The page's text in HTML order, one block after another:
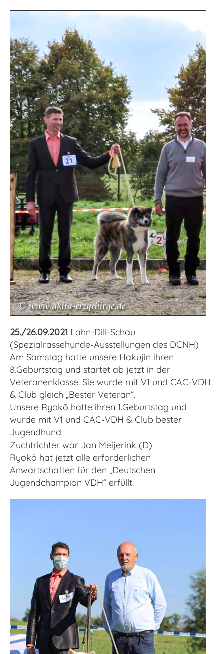
25./26.09.2021 Lahn-Dill-Schau
(Spezialrassehunde-Ausstellungen des DCNH)
Am Samstag hatte unsere Hakujin ihren
8.Geburtstag und startet ab jetzt in der
Veteranenklasse. Sie wurde mit V1 und CAC-VDH
& Club gleich „Bester Veteran“.
Unsere Ryokō hatte ihren 1.Geburtstag und
wurde mit V1 und CAC-VDH & Club bester
Jugendhund.
Zuchtrichter war Jan Meijerink (D)
Ryokō hat jetzt alle erforderlichen
Anwartschaften für den „Deutschen
Jugendchampion VDH“ erfüllt.